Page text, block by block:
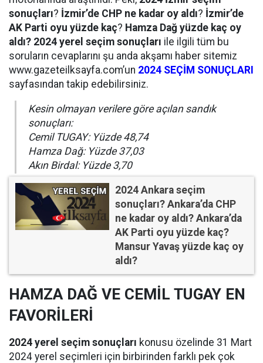
sonuçları? İzmir’de CHP ne kadar oy aldı? İzmir’de
AK Parti oyu yüzde kaç? Hamza Dağ yüzde kaç oy
aldı? 2024 yerel seçim sonuçları ile ilgili tüm bu
soruların cevaplarını şu anda akşamı haber sitemiz
www.gazeteilksayfa.com’un 2024 SEÇİM SONUÇLARI
sayfasından takip edebilirsiniz.
Kesin olmayan verilere göre açılan sandık
sonuçları:
Cemil TUGAY: Yüzde 48,74
Hamza Dağ: Yüzde 37,03
Akın Birdal: Yüzde 3,70
2024 Ankara seçim
sonuçları? Ankara’da CHP
ne kadar oy aldı? Ankara’da
AK Parti oyu yüzde kaç?
Mansur Yavaş yüzde kaç oy
aldı?
HAMZA DAĞ VE CEMİL TUGAY EN
FAVORİLERİ
2024 yerel seçim sonuçları konusu özelinde 31 Mart
2024 yerel seçimleri için birbirinden farklı pek çok